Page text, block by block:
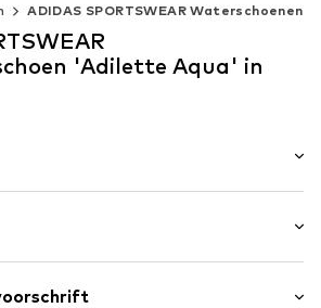
ADIDAS SPORTSWEAR Waterschoenen
'Adilette Aqua' in
voetbed